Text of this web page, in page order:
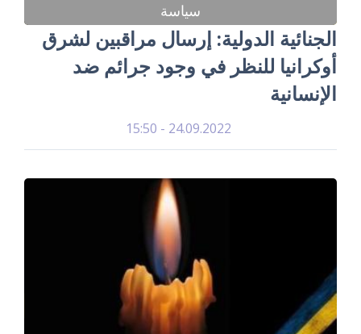
سياسة
الجنائية الدولية: إرسال مراقبين لشرق
أوكرانيا للنظر في وجود جرائم ضد
الإنسانية
24.09.2022 - 15:50